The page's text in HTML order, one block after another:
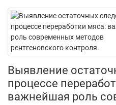
Выявление
процессе
важнейшая роль